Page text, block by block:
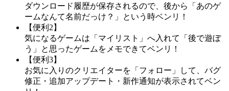
ダウンロード履歴が保存されるので、後から「あのゲ
ームなんて名前だっけ？」という時ベンリ！
【便利2】
気になるゲームは「マイリスト」へ入れて「後で遊ぼ
う」と思ったゲームをメモできてベンリ！
【便利3】
お気に入りのクリエイターを「フォロー」して、バグ
修正・追加アップデート・新作通知が表示されてベン